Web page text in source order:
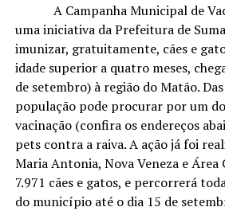
A Campanha Municipal de
uma iniciativa da Prefeitura de
imunizar, gratuitamente, cães e
idade superior a quatro meses,
de setembro) à região do Matão.
população pode procurar por um
vacinação (confira os endereços
pets contra a raiva. A ação já foi
Maria Antonia, Nova Veneza e Área
7.971 cães e gatos, e percorrerá
do município até o dia 15 de